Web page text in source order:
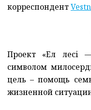
корреспондент
Проект «Ел үлесі
символом
цель – помощь
жизненной